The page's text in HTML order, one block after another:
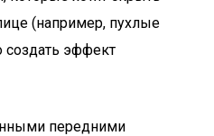
(например, пухлые
эффект
передними